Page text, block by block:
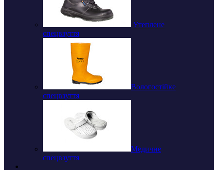
Утеплене
спецвзуття
Вологостійке
спецвзуття
Медичне
спецвзуття